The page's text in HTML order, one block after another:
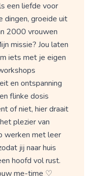
een liefde voor
dingen, groeide uit
2000 vrouwen
missie? Jou laten
iets met je eigen
en ontspanning
flinke dosis
of niet, hier draait
plezier van
werken met leer
jij naar huis
hoofd vol rust.
me-time ♡